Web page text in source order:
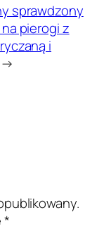
sprawdzony
pierogi z
i
→
*